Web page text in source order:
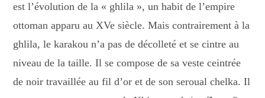
est l’évolution de la « ghlila », un habit de l’empire
ottoman apparu au XVe siècle. Mais contrairement à la
ghlila, le karakou n’a pas de décolleté et se cintre au
niveau de la taille. Il se compose de sa veste ceintrée
de noir travaillée au fil d’or et de son seroual chelka. Il